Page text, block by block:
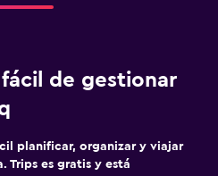
de gestionar
planificar, organizar y viajar
Trips es gratis y está